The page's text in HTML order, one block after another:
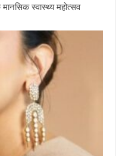
स्वास्थ्य महोत्सव